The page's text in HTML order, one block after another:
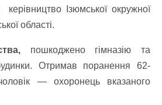
Ізюмської окружної
області.
пошкоджено гімназію та
Отримав поранення 62-
— охоронець вказаного